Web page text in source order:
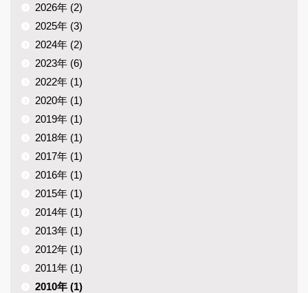
2026年 (2)
2025年 (3)
2024年 (2)
2023年 (6)
2022年 (1)
2020年 (1)
2019年 (1)
2018年 (1)
2017年 (1)
2016年 (1)
2015年 (1)
2014年 (1)
2013年 (1)
2012年 (1)
2011年 (1)
2010年 (1)